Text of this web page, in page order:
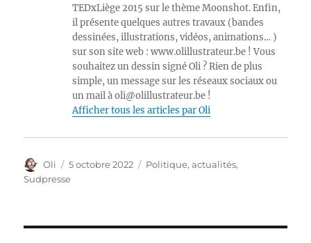
TEDxLiège 2015 sur le thème Moonshot. Enfin,
il présente quelques autres travaux (bandes
dessinées, illustrations, vidéos, animations… )
sur son site web : www.olillustrateur.be ! Vous
souhaitez un dessin signé Oli ? Rien de plus
simple, un message sur les réseaux sociaux ou
un mail à oli@olillustrateur.be !
Afficher tous les articles par Oli
Auteur
Oli
Publié
le
5 octobre 2022 Catégories
Politique, actualités,
Sudpresse